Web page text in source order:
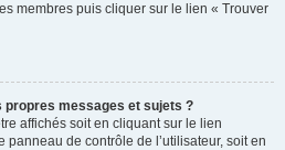
membres puis cliquer sur le lien « Trouver
messages et sujets ?
affichés soit en cliquant sur le lien
panneau de contrôle de l’utilisateur, soit en